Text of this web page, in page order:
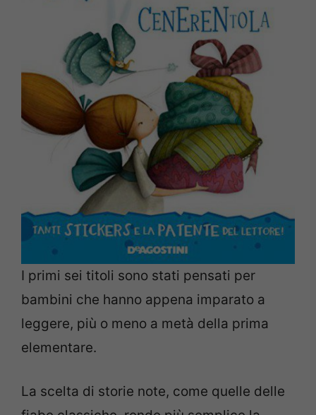
I primi sei titoli sono stati pensati per
bambini che hanno appena imparato a
leggere, più o meno a metà della prima
elementare.
La scelta di storie note, come quelle delle